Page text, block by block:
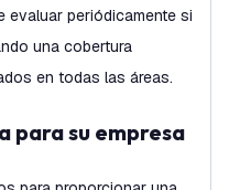
periódicamente si
una cobertura
en todas las áreas.
para su empresa